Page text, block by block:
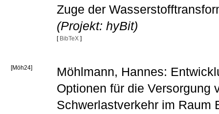
Zuge der
(Projekt: hyBit)
[ BibTeX ]
[Möh24]
Möhlmann, Hannes:
Optionen für die Versorgung
Schwerlastverkehr im Raum